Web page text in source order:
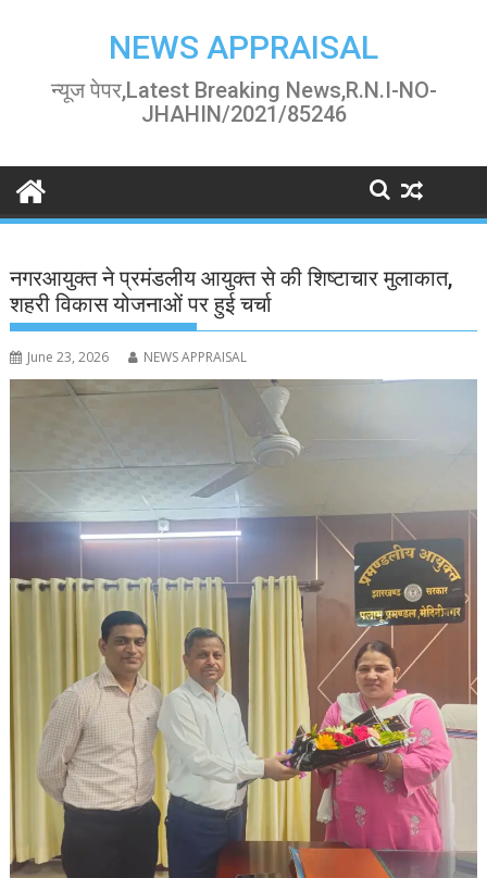
NEWS APPRAISAL
न्यूज पेपर,Latest Breaking News,R.N.I-NO-
JHAHIN/2021/85246
नगरआयुक्त ने प्रमंडलीय आयुक्त से की शिष्टाचार मुलाकात,
शहरी विकास योजनाओं पर हुई चर्चा
June 23, 2026 NEWS APPRAISAL